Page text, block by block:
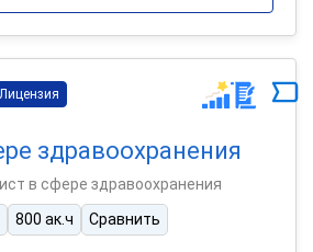
Лицензия
здравоохранения
в сфере здравоохранения
800 ак.ч Сравнить